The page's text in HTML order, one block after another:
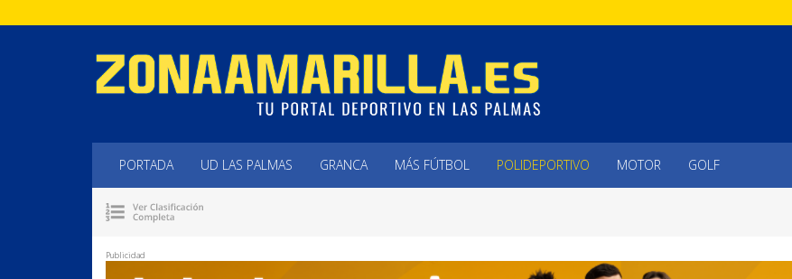
PORTADA UD LAS PALMAS GRANCA MÁS FÚTBOL POLIDEPORTIVO MOTOR GOLF
Publicidad